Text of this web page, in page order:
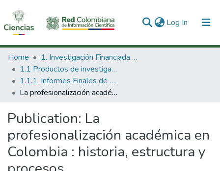
Log In (current)
Communities & Collections
All of DSpace
Statistics
Home
1. Investigación Financiada con Recursos Públicos
1.1 Productos de investigación
1.1.1. Informes Finales de Proyectos de Investigación
La profesionalización académica en Colombia : historia, estructura y procesos
Publication: La
profesionalización académica en
Colombia : historia, estructura y